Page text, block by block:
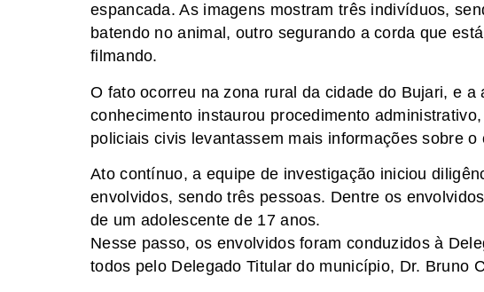
espancada. As imagens mostram três indivíduos,
batendo no animal, outro segurando a corda que
filmando.
O fato ocorreu na zona rural da cidade do Bujari, e
conhecimento instaurou procedimento
policiais civis levantassem mais informações sobre o
Ato contínuo, a equipe de investigação iniciou
envolvidos, sendo três pessoas. Dentre os
de um adolescente de 17 anos.
Nesse passo, os envolvidos foram conduzidos à
todos pelo Delegado Titular do município, Dr. Bruno